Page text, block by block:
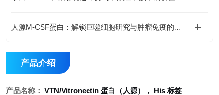
人源M-CSF蛋白：解锁巨噬细胞研究与肿瘤免疫的科研密钥
产品介绍
产品名称： VTN/Vitronectin 蛋白（人源）， His 标签